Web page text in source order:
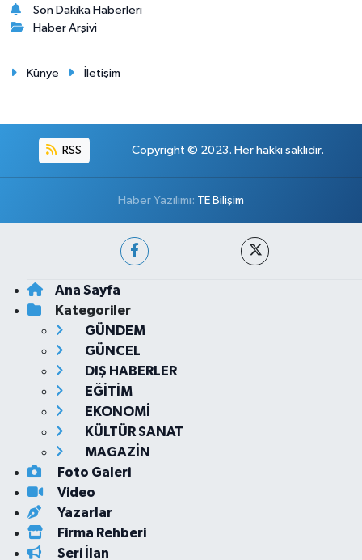
Son Dakika Haberleri
Haber Arşivi
Künye İletişim
RSS Copyright © 2023. Her hakkı saklıdır.
Haber Yazılımı: TE Bilişim
Ana Sayfa
Kategoriler
GÜNDEM
GÜNCEL
DIŞ HABERLER
EĞİTİM
EKONOMİ
KÜLTÜR SANAT
MAGAZİN
Foto Galeri
Video
Yazarlar
Firma Rehberi
Seri İlan